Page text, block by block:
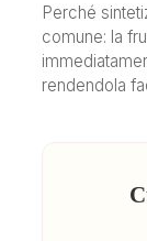
Perché
comune: la
rendendola